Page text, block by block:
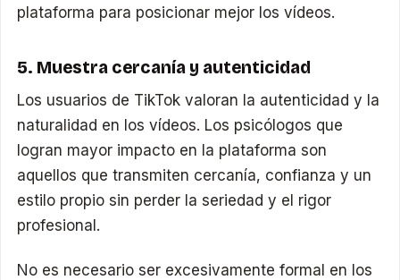
plataforma para posicionar mejor los vídeos.
5. Muestra cercanía y autenticidad
Los usuarios de TikTok valoran la autenticidad y la
naturalidad en los vídeos. Los psicólogos que
logran mayor impacto en la plataforma son
aquellos que transmiten cercanía, confianza y un
estilo propio sin perder la seriedad y el rigor
profesional.
No es necesario ser excesivamente formal en los